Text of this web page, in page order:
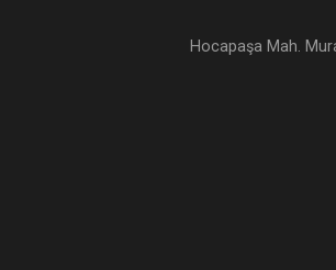
Hocapaşa Mah.